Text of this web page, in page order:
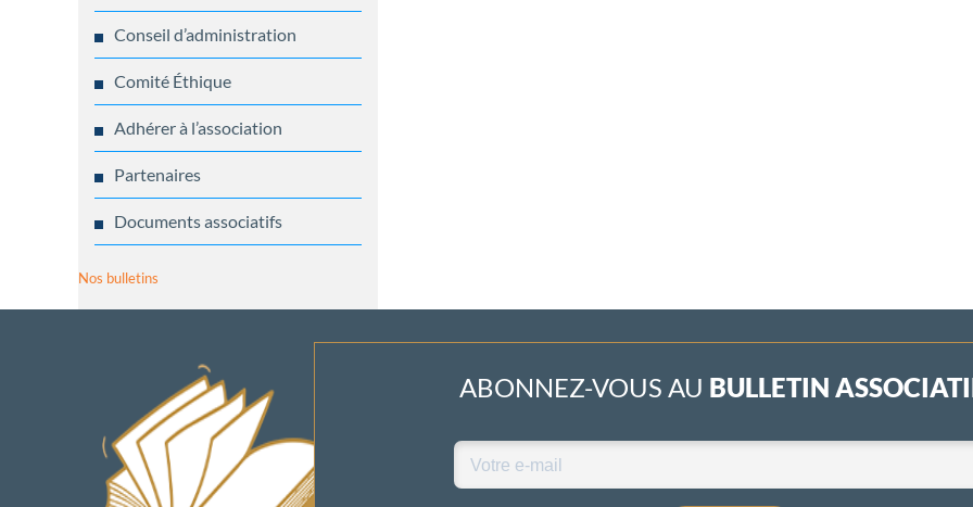
Conseil d’administration
Comité Éthique
Adhérer à l’association
Partenaires
Documents associatifs
Nos bulletins
ABONNEZ-VOUS AU BULLETIN